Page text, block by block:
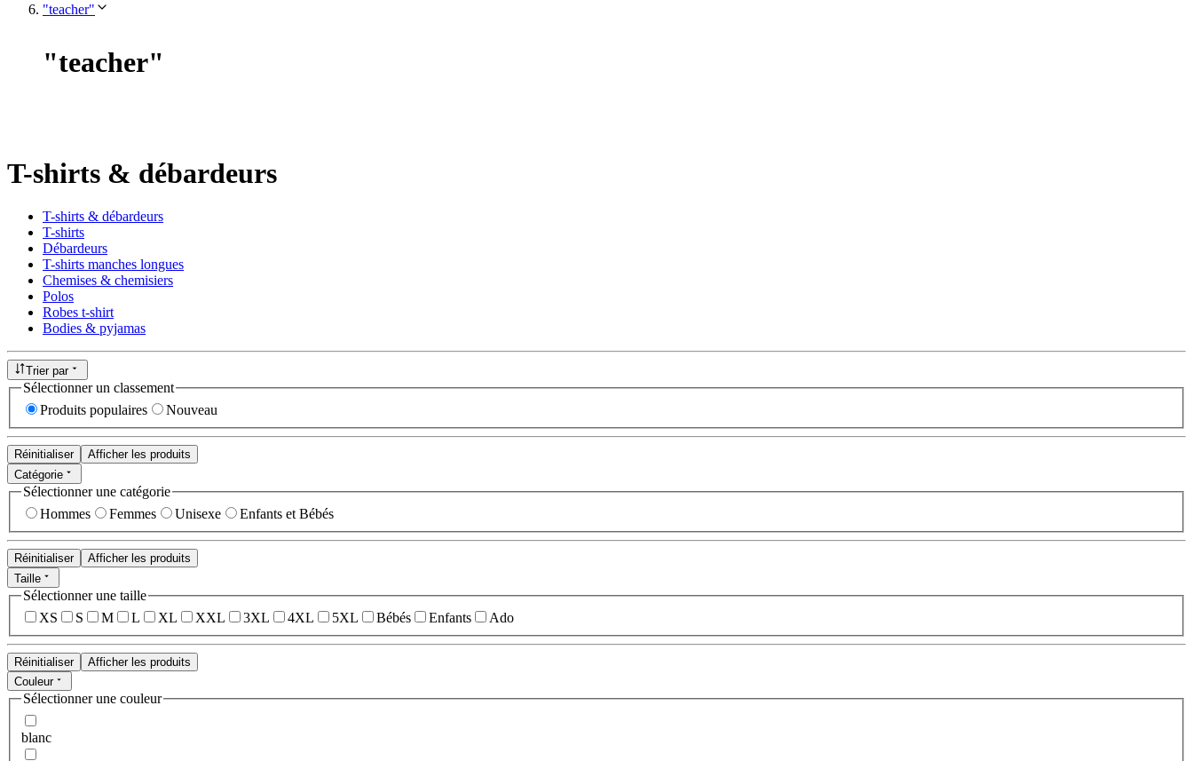
"teacher"
"teacher"
T-shirts & débardeurs
T-shirts & débardeurs
T-shirts
Débardeurs
T-shirts manches longues
Chemises & chemisiers
Polos
Robes t-shirt
Bodies & pyjamas
Trier par
Sélectionner un classement
Produits populaires
Nouveau
Réinitialiser
Afficher les produits
Catégorie
Sélectionner une catégorie
Hommes
Femmes Unisexe Enfants et Bébés
Réinitialiser
Afficher les produits
Taille
Sélectionner une taille
XS
S M L XL XXL 3XL 4XL 5XL Bébés Enfants Ado
Réinitialiser
Afficher les produits
Couleur
Sélectionner une couleur
blanc